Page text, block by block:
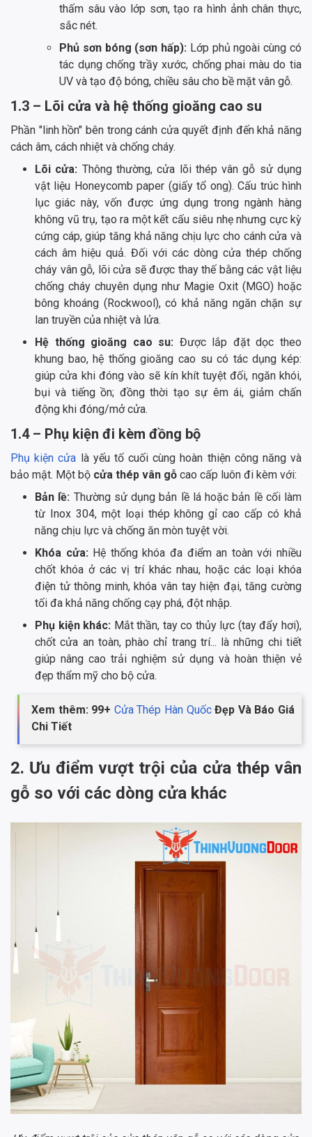
thấm sâu vào lớp sơn, tạo ra hình ảnh chân thực,
sắc nét.
Phủ sơn bóng (sơn hấp): Lớp phủ ngoài cùng có
tác dụng chống trầy xước, chống phai màu do tia
UV và tạo độ bóng, chiều sâu cho bề mặt vân gỗ.
1.3 – Lõi cửa và hệ thống gioăng cao su
Phần "linh hồn" bên trong cánh cửa quyết định đến khả năng
cách âm, cách nhiệt và chống cháy.
Lõi cửa: Thông thường, cửa lõi thép vân gỗ sử dụng
vật liệu Honeycomb paper (giấy tổ ong). Cấu trúc hình
lục giác này, vốn được ứng dụng trong ngành hàng
không vũ trụ, tạo ra một kết cấu siêu nhẹ nhưng cực kỳ
cứng cáp, giúp tăng khả năng chịu lực cho cánh cửa và
cách âm hiệu quả. Đối với các dòng cửa thép chống
cháy vân gỗ, lõi cửa sẽ được thay thế bằng các vật liệu
chống cháy chuyên dụng như Magie Oxit (MGO) hoặc
bông khoáng (Rockwool), có khả năng ngăn chặn sự
lan truyền của nhiệt và lửa.
Hệ thống gioăng cao su: Được lắp đặt dọc theo
khung bao, hệ thống gioăng cao su có tác dụng kép:
giúp cửa khi đóng vào sẽ kín khít tuyệt đối, ngăn khói,
bụi và tiếng ồn; đồng thời tạo sự êm ái, giảm chấn
động khi đóng/mở cửa.
1.4 – Phụ kiện đi kèm đồng bộ
Phụ kiện cửa là yếu tố cuối cùng hoàn thiện công năng và
bảo mật. Một bộ cửa thép vân gỗ cao cấp luôn đi kèm với:
Bản lề: Thường sử dụng bản lề lá hoặc bản lề cối làm
từ Inox 304, một loại thép không gỉ cao cấp có khả
năng chịu lực và chống ăn mòn tuyệt vời.
Khóa cửa:Hệ thống khóa đa điểm an toàn với nhiều
chốt khóa ở các vị trí khác nhau, hoặc các loại khóa
điện tử thông minh, khóa vân tay hiện đại, tăng cường
tối đa khả năng chống cạy phá, đột nhập.
Phụ kiện khác: Mắt thần, tay co thủy lực (tay đẩy hơi),
chốt cửa an toàn, phào chỉ trang trí... là những chi tiết
giúp nâng cao trải nghiệm sử dụng và hoàn thiện vẻ
đẹp thẩm mỹ cho bộ cửa.
Xem thêm: 99+ Cửa Thép Hàn QuốcĐẹp Và Báo Giá
Chi Tiết
2. Ưu điểm vượt trội của cửa thép vân
gỗ so với các dòng cửa khác